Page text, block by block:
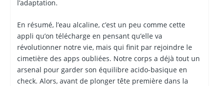
l’adaptation.
En résumé, l’eau alcaline, c’est un peu comme cette
appli qu’on télécharge en pensant qu’elle va
révolutionner notre vie, mais qui finit par rejoindre le
cimetière des apps oubliées. Notre corps a déjà tout un
arsenal pour garder son équilibre acido-basique en
check. Alors, avant de plonger tête première dans la